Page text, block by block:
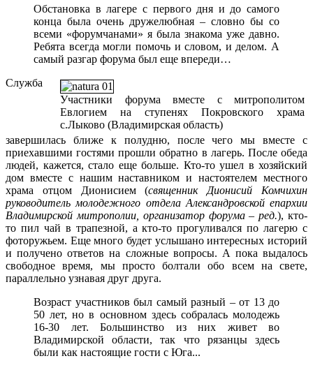
Обстановка в лагере с первого дня и до самого
конца была очень дружелюбная – словно бы со
всеми «форумчанами» я была знакома уже давно.
Ребята всегда могли помочь и словом, и делом. А
самый разгар форума был еще впереди…
Участники форума вместе с митрополитом
Евлогием на ступенях Покровского храма
с.Лыково (Владимирская область)
Служба
завершилась ближе к полудню, после чего мы вместе с
приехавшими гостями прошли обратно в лагерь. После обеда
людей, кажется, стало еще больше. Кто-то ушел в хозяйский
дом вместе с нашим наставником и настоятелем местного
храма отцом Дионисием (священник Дионисий Комчихин
руководитель молодежного отдела Александровской епархии
Владимирской митрополии, организатор форума – ред.), кто-
то пил чай в трапезной, а кто-то прогуливался по лагерю с
фоторужьем. Еще много будет услышано интересных историй
и получено ответов на сложные вопросы. А пока выдалось
свободное время, мы просто болтали обо всем на свете,
параллельно узнавая друг друга.
Возраст участников был самый разный – от 13 до
50 лет, но в основном здесь собралась молодежь
16-30 лет. Большинство из них живет во
Владимирской области, так что рязанцы здесь
были как настоящие гости с Юга...